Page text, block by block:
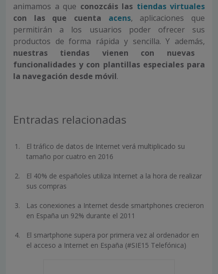
animamos a que conozcáis las tiendas virtuales
con las que cuenta acens, aplicaciones que
permitirán a los usuarios poder ofrecer sus
productos de forma rápida y sencilla. Y además,
nuestras tiendas vienen con nuevas
funcionalidades y con plantillas especiales para
la navegación desde móvil.
Entradas relacionadas
El tráfico de datos de Internet verá multiplicado su
tamaño por cuatro en 2016
El 40% de españoles utiliza Internet a la hora de realizar
sus compras
Las conexiones a Internet desde smartphones crecieron
en España un 92% durante el 2011
El smartphone supera por primera vez al ordenador en
el acceso a Internet en España (#SIE15 Telefónica)